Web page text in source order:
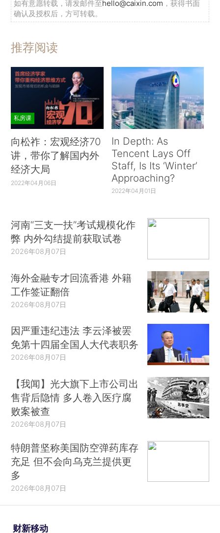
如有意愿转载，请发邮件至hello@caixin.com ，获得书面
确认及授权后，方可转载。
推荐阅读
私房课
向松祚：宏观经济70
讲，带你了解国内外
经济大局
2022年04月06日
In Depth: As
Tencent Lays Off
Staff, Is Its ‘Winter’
Approaching?
2022年04月01日
河南“三支一扶”考试规模化作
弊 内外勾结提前获取试卷
2026年08月07日
海外金融专才回流香港 外籍
工作签证翻倍
2026年08月07日
因严重违纪违法 李云泽被罢
免第十四届全国人大代表职务
2026年08月07日
【我闻】光大旗下上市公司出
售背后隐情 多人卷入医疗腐
败案被查
2026年08月07日
特朗普坚称美国防空弹药库存
充足 但不会向乌克兰提供更
多
2026年08月07日
财新移动